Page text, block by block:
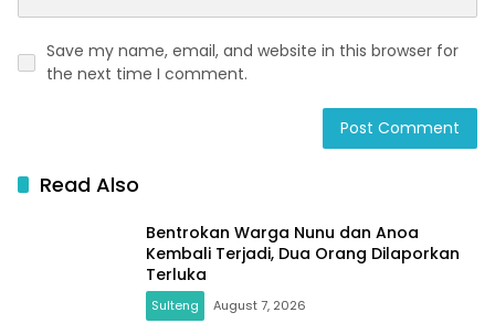
Save my name, email, and website in this browser for
the next time I comment.
Read Also
Bentrokan Warga Nunu dan Anoa
Kembali Terjadi, Dua Orang Dilaporkan
Terluka
Sulteng August 7, 2026